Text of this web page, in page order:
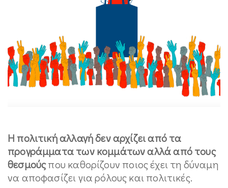
Η πολιτική αλλαγή δεν αρχίζει από τα
προγράμματα των κομμάτων αλλά από τους
θεσμούςπου καθορίζουν ποιος έχει τη δύναμη
να αποφασίζει για ρόλους και πολιτικές.